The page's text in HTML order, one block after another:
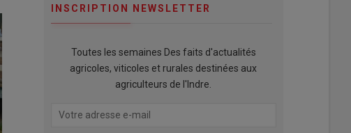
INSCRIPTION NEWSLETTER
Toutes les semaines Des faits d'actualités
agricoles, viticoles et rurales destinées aux
agriculteurs de l'Indre.